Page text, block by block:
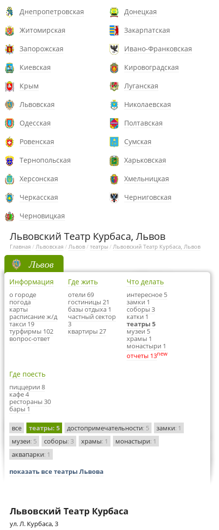
Днепропетровская
Донецкая
Житомирская
Закарпатская
Запорожская
Ивано-Франковская
Киевская
Кировоградская
Крым
Луганская
Львовская
Николаевская
Одесская
Полтавская
Ровенская
Сумская
Тернопольская
Харьковская
Херсонская
Хмельницкая
Черкасская
Черниговская
Черновицкая
Львовский Театр Курбаса, Львов
Главная / Львовская / Львов / театры / Львовский Театр Курбаса, Львов
Львов
Информация
о городе
погода
карты
расписание ж/д
такси 19
турфирмы 102
вопрос-ответ
Где жить
отели 69
гостиницы 21
базы отдыха 1
частный сектор
3
квартиры 27
Что делать
интересное 5
замки 1
соборы 3
катки 1
театры 5
музеи 5
храмы 1
монастыри 1
отчеты 13new
Где поесть
пиццерии 8
кафе 4
рестораны 30
бары 1
все театры: 5 достопримечательности: 5 замки: 1
музеи: 5 соборы: 3 храмы: 1 монастыри: 1
аквапарки: 1
показать все театры Львова
Львовский Театр Курбаса
ул. Л. Курбаса, 3